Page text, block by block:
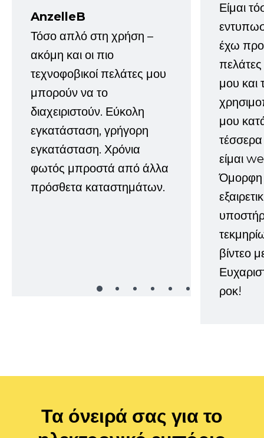
AnzelleB
Τόσο απλό στη χρήση –
ακόμη και οι πιο
τεχνοφοβικοί πελάτες μου
μπορούν να το
διαχειριστούν. Εύκολη
εγκατάσταση, γρήγορη
εγκατάσταση. Χρόνια
φωτός μπροστά από άλλα
πρόσθετα καταστημάτων.
Είμαι
έχω
μου και
μου
είμαι
Όμορφη
βίντεο
ροκ!
Τα όνειρά σας για το